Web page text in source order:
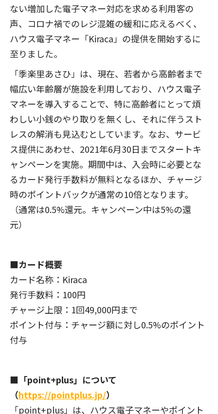
ない増加した電子マネー対応を求める利用客の
声、コロナ禍でのレジ混雑の緩和に応えるべく、
ハウス電子マネー「Kiraca」の提供を開始するに
至りました。
「季楽里あさひ」は、現在、若者から高齢者まで
幅広い年齢層が施設を利用しており、ハウス電子
マネーを導入することで、特に高齢者にとって煩
わしい小銭のやり取りを無くし、それに伴うスト
レスの解消も見込むとしています。なお、サービ
ス提供にあわせ、2021年6月30日までスタートキ
ャンペーンを実施。期間中は、入会時に必要とな
るカード発行手数料が無料となるほか、チャージ
時のポイントバックが通常の10倍となります。
（通常は0.5%還元。キャンペーン中は5%の還
元）
■カード概要
カード名称：Kiraca
発行手数料：100円
チャージ上限：1回49,000円まで
ポイント付与：チャージ額に対し0.5%のポイント
付与
■「point+plus」について
（https://pointplus.jp/）
「point+plus」は、ハウス電子マネーやポイント